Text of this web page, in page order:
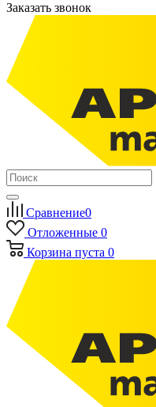
Заказать звонок
Сравнение0
Отложенные 0
Корзина пуста 0